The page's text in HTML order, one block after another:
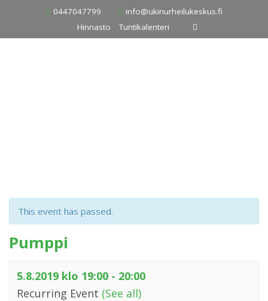
content
0447047799
info@ukinurheilukeskus.fi
Hinnasto
Tuntikalenteri
This event has passed.
Pumppi
5.8.2019 klo 19:00 - 20:00
Recurring Event (See all)